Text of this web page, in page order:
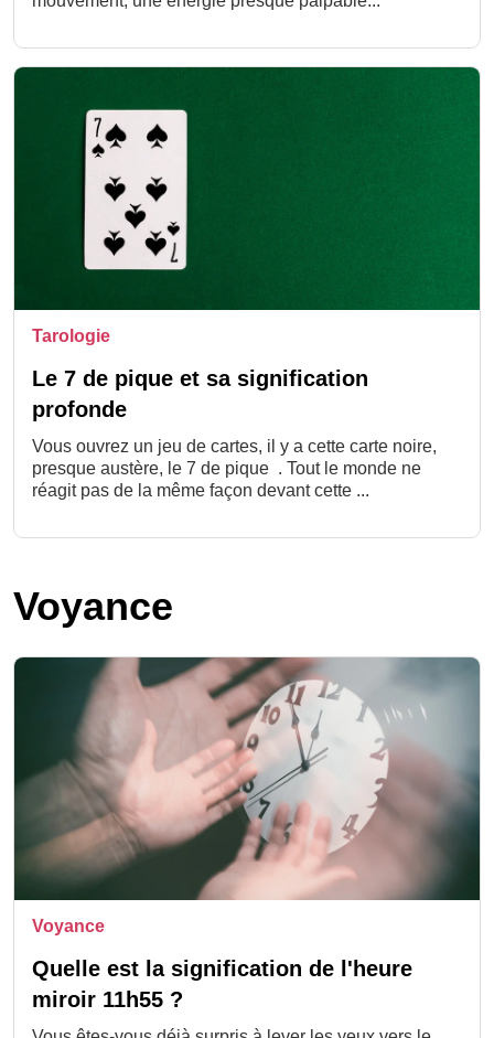
Tarologie
Le 7 de pique et sa signification
profonde
Vous ouvrez un jeu de cartes, il y a cette carte noire,
presque austère, le 7 de pique . Tout le monde ne
réagit pas de la même façon devant cette ...
Voyance
Voyance
Quelle est la signification de l'heure
miroir 11h55 ?